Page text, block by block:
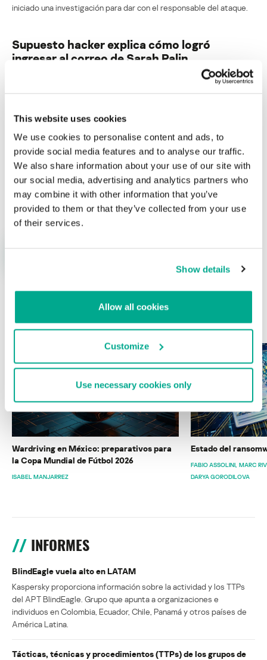
This website uses cookies
We use cookies to personalise content and ads, to
provide social media features and to analyse our traffic.
We also share information about your use of our site with
our social media, advertising and analytics partners who
may combine it with other information that you’ve
provided to them or that they’ve collected from your use
of their services.
Show details
Allow all cookies
Customize
Use necessary cookies only
iniciado una investigación para dar con el responsable del ataque.
Supuesto hacker explica cómo logró
ingresar al correo de Sarah Palin
Su dirección de correo electrónico no será publicada. Los
Correo electrónico
ÚLTIMAS PUBLICACIONES
Wardriving en México: preparativos para
la Copa Mundial de Fútbol 2026
ISABEL MANJARREZ
Estado del
FABIO ASSOLINI MARC
DARYA GORODILOVA
INFORMES
BlindEagle vuela alto en LATAM
Kaspersky proporciona información sobre la actividad y los TTPs
del APT BlindEagle. Grupo que apunta a organizaciones e
individuos en Colombia, Ecuador, Chile, Panamá y otros países de
América Latina.
Tácticas, técnicas y procedimientos (TTPs) de los grupos de